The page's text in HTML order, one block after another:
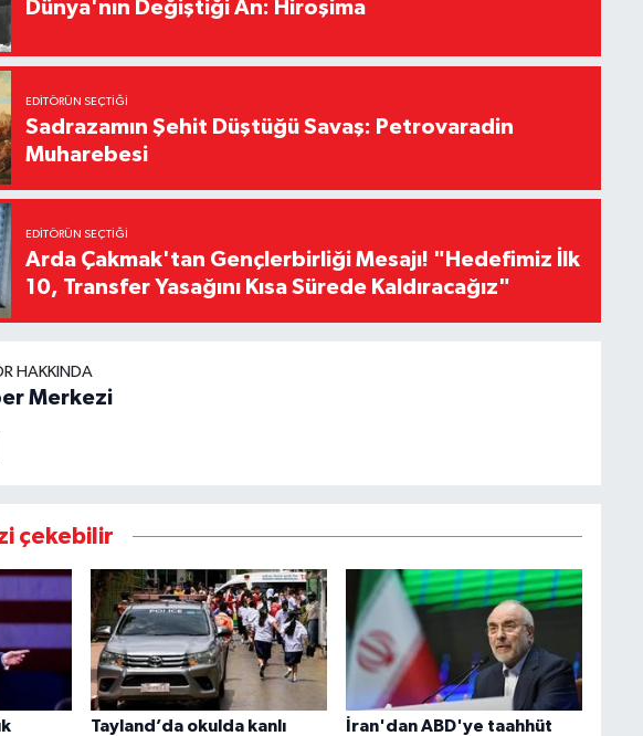
Dünya'nın Değiştiği An: Hiroşima
EDITÖRÜN SEÇTIĞI
Sadrazamın Şehit Düştüğü Savaş: Petrovaradin
Muharebesi
EDITÖRÜN SEÇTIĞI
Arda Çakmak'tan Gençlerbirliği Mesajı! "Hedefimiz İlk
10, Transfer Yasağını Kısa Sürede Kaldıracağız"
HAKKINDA
Merkezi
çekebilir
Tayland’da okulda kanlı
İran'dan ABD'ye taahhüt